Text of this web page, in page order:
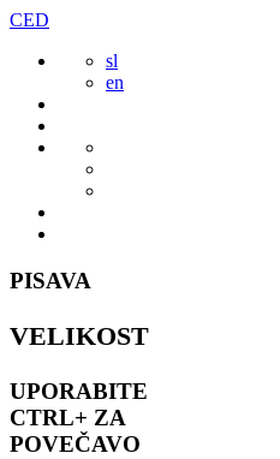
Preskoči
vsebine
CED
sl
en
PISAVA
VELIKOST
UPORABITE
CTRL+ ZA
POVEČAVO